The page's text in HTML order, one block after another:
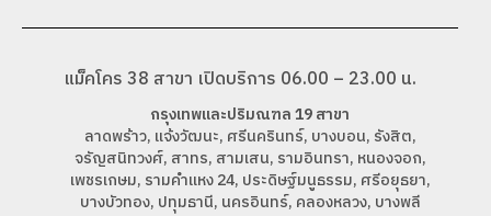
แม็คโคร 38 สาขา เปิดบริการ 06.00 – 23.00 น.
กรุงเทพและปริมณฑล 19 สาขา
ลาดพร้าว, แจ้งวัฒนะ, ศรีนครินทร์, บางบอน, รังสิต,
จรัญสนิทวงศ์, สาทร, สามเสน, รามอินทรา, หนองจอก,
เพชรเกษม, รามคำแหง 24, ประดิษฐ์มนูธรรม, ศรีอยุธยา,
บางบัวทอง, ปทุมธานี, นครอินทร์, คลองหลวง, บางพลี